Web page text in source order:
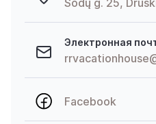
Sodų g. 25,
Электронная
Facebook